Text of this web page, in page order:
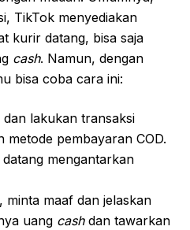
TikTok menyediakan
kurir datang, bisa saja
cash. Namun, dengan
bisa coba cara ini:
lakukan transaksi
metode pembayaran COD.
mengantarkan
minta maaf dan jelaskan
uang cashdan tawarkan